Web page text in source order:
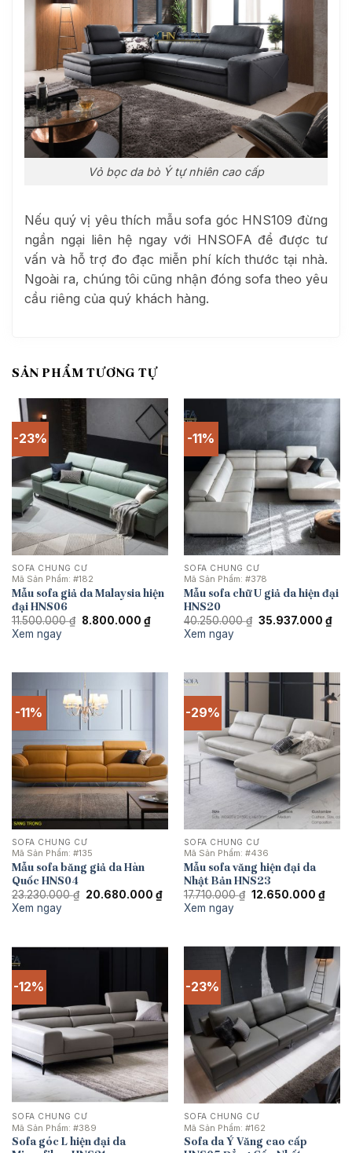
Vỏ bọc da bò Ý tự nhiên cao cấp
Nếu quý vị yêu thích mẫu sofa góc HNS109 đừng
ngần ngại liên hệ ngay với HNSOFA để được tư
vấn và hỗ trợ đo đạc miễn phí kích thước tại nhà.
Ngoài ra, chúng tôi cũng nhận đóng sofa theo yêu
cầu riêng của quý khách hàng.
SẢN PHẨM TƯƠNG TỰ
-23%
SOFA CHUNG CƯ
Mã Sản Phẩm: #182
Mẫu sofa giả da Malaysia hiện
đại HNS06
11.500.000₫ Giá
8.800.000 ₫Giá
hiện
Xem ngay
-11%
SOFA CHUNG CƯ
Mã Sản Phẩm: #378
Mẫu sofa chữ U giả da hiện đại
HNS20
40.250.000₫ Giá
35.937.000 ₫Giá
hiện
Xem ngay
-11%
SOFA CHUNG CƯ
Mã Sản Phẩm: #135
Mẫu sofa băng giả da Hàn
Quốc HNS04
23.230.000₫ Giá
20.680.000 ₫Giá
hiện
Xem ngay
-29%
SOFA CHUNG CƯ
Mã Sản Phẩm: #436
Mẫu sofa văng hiện đại da
Nhật Bản HNS23
17.710.000₫ Giá
12.650.000 ₫Giá
hiện
Xem ngay
-12%
SOFA CHUNG CƯ
Mã Sản Phẩm: #389
Sofa góc L hiện đại da
-23%
SOFA CHUNG CƯ
Mã Sản Phẩm: #162
Sofa da Ý Văng cao cấp